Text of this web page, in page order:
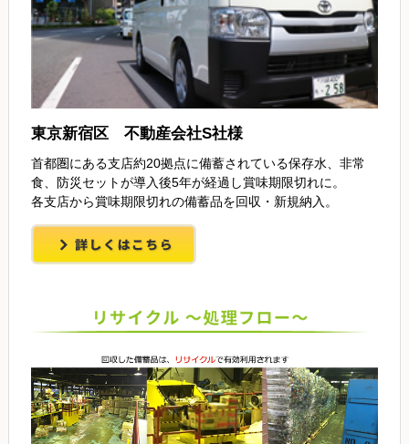
東京新宿区 不動産会社S社様
首都圏にある支店約20拠点に備蓄されている保存水、非常
食、防災セットが導入後5年が経過し賞味期限切れに。
各支店から賞味期限切れの備蓄品を回収・新規納入。